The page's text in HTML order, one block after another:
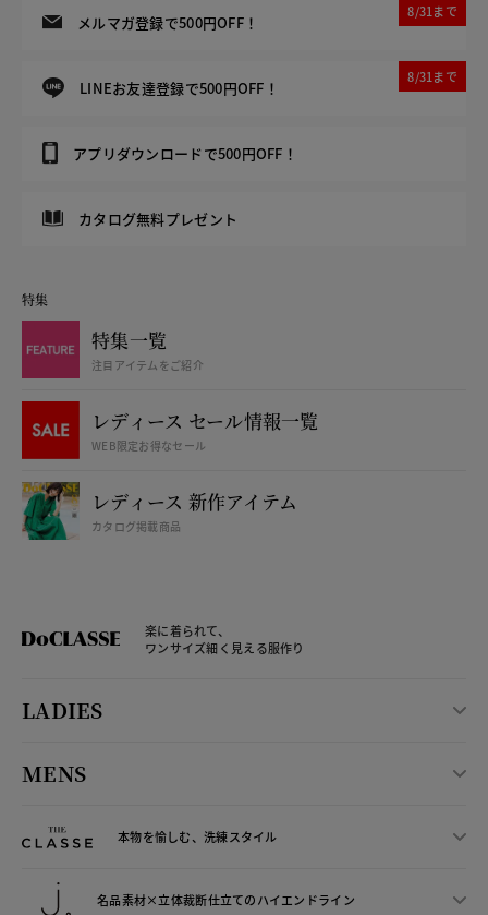
メルマガ登録で500円OFF！
8/31まで
LINEお友達登録で500円OFF！
8/31まで
アプリダウンロードで500円OFF！
カタログ無料プレゼント
特集
特集一覧
注目アイテムをご紹介
レディース セール情報一覧
WEB限定お得なセール
レディース 新作アイテム
カタログ掲載商品
楽に着られて、
ワンサイズ細く見える服作り
LADIES
MENS
本物を愉しむ、洗練スタイル
名品素材×立体裁断仕立てのハイエンドライン